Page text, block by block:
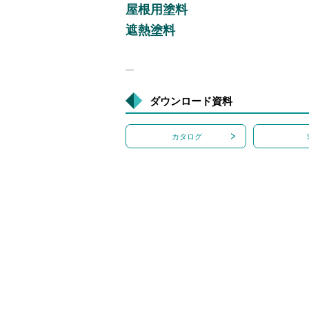
屋根用塗料
遮熱塗料
―
ダウンロード資料
カタログ